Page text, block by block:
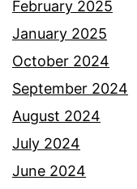
February 2025
January 2025
October 2024
September 2024
August 2024
July 2024
June 2024